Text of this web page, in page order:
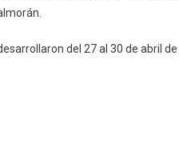
del 27 al 30 de abril de